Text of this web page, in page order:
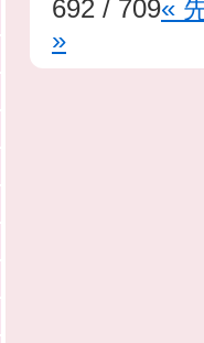
692 / 709«
»